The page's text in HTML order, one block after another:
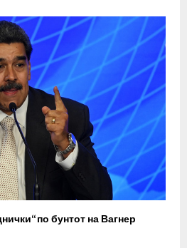
по бунтот на Вагнер